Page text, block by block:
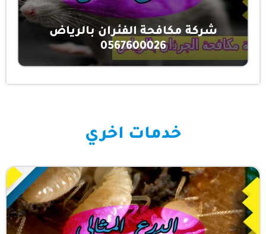
شركة مكافحة الفئران بالرياض
0567600026
خدمات اخري